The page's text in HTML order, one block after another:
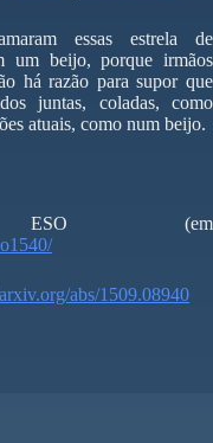
essas estrela de
um beijo, porque irmãos
há razão para supor que
juntas, coladas, como
atuais, como num beijo.
ESO (em
abs/1509.08940